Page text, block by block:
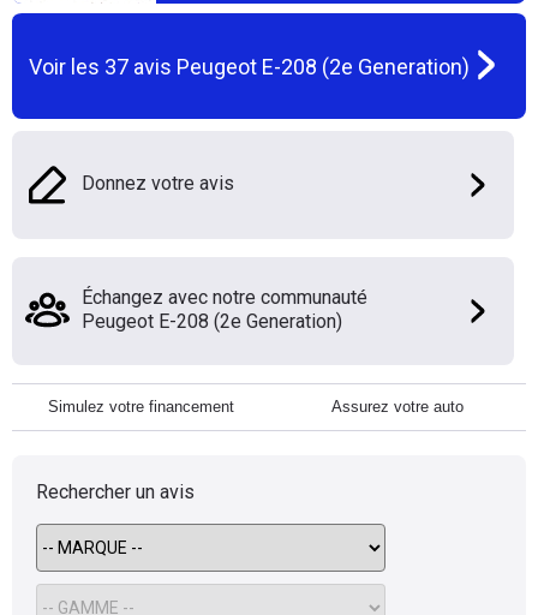
Voir les 37 avis Peugeot E-208 (2e Generation)
Donnez votre avis
Échangez avec notre communauté
Peugeot E-208 (2e Generation)
Simulez votre financement Assurez votre auto
Rechercher un avis